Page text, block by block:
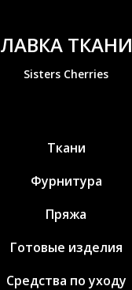
ЛАВКА ТКАНИ
Sisters Cherries
Ткани
Фурнитура
Пряжа
Готовые изделия
Средства по уходу